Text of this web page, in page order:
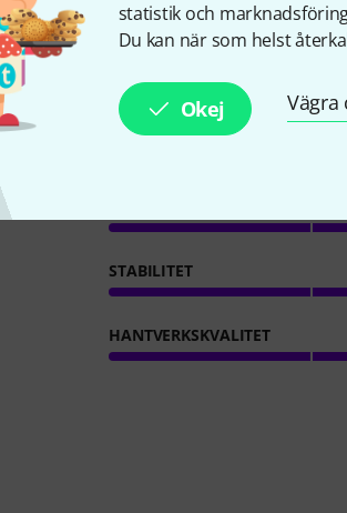
statistik och
Du kan när som helst
Okej Vägra
13
STABILITET
HANTVERKSKVALITET